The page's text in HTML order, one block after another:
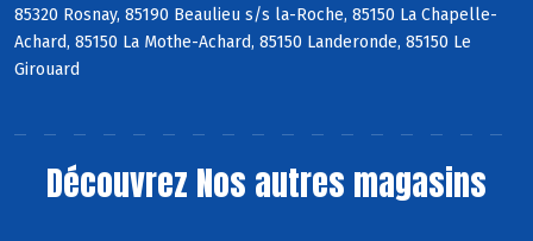
85320 Rosnay, 85190 Beaulieu s/s la-Roche, 85150 La Chapelle-
Achard, 85150 La Mothe-Achard, 85150 Landeronde, 85150 Le
Girouard
Découvrez Nos autres magasins